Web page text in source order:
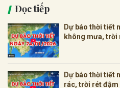
Đọc tiếp
Dự báo thời tiết
không mưa, trời
Dự báo thời tiết
rác, trời rét đậm